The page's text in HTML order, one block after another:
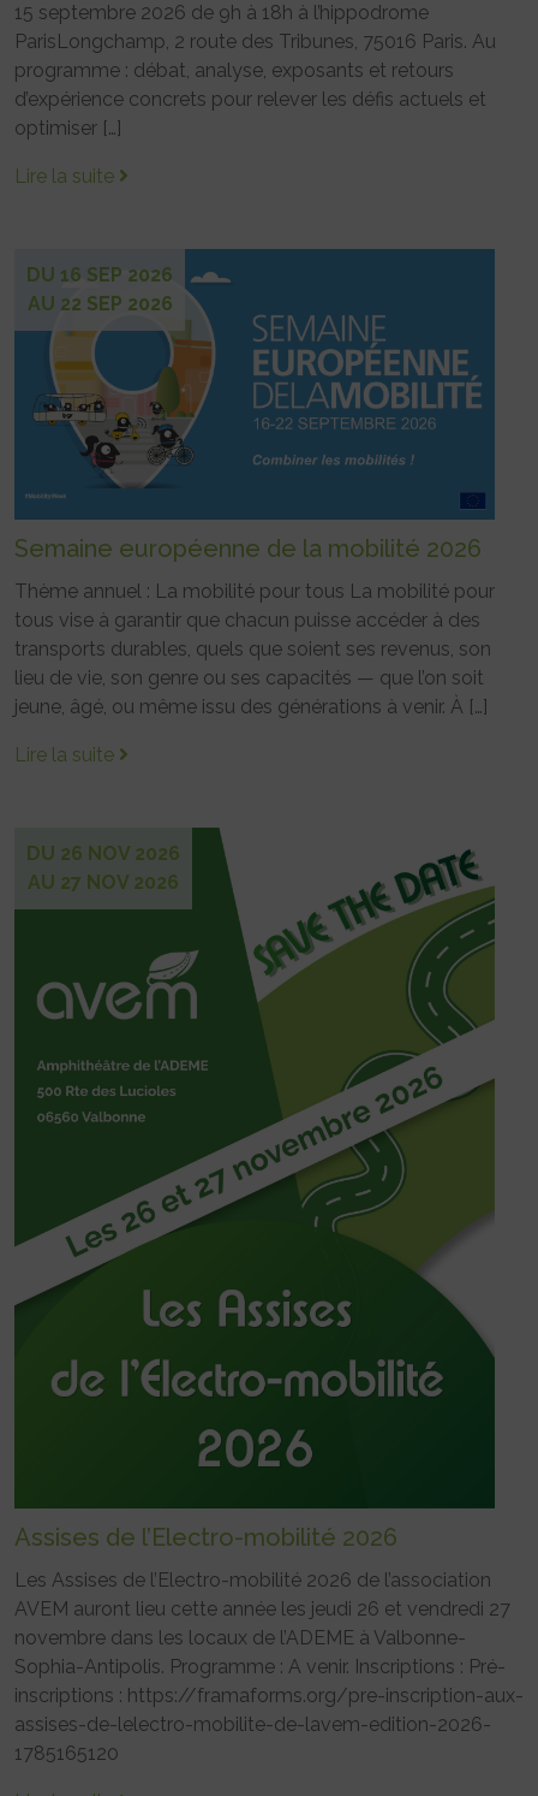
15 septembre 2026 de 9h à 18h à l’hippodrome
ParisLongchamp, 2 route des Tribunes, 75016 Paris. Au
programme : débat, analyse, exposants et retours
d’expérience concrets pour relever les défis actuels et
optimiser […]
Lire la suite
DU 16 SEP 2026
AU 22 SEP 2026
Semaine européenne de la mobilité 2026
Thème annuel : La mobilité pour tous La mobilité pour
tous vise à garantir que chacun puisse accéder à des
transports durables, quels que soient ses revenus, son
lieu de vie, son genre ou ses capacités — que l’on soit
jeune, âgé, ou même issu des générations à venir. À […]
Lire la suite
DU 26 NOV 2026
AU 27 NOV 2026
Assises de l’Electro-mobilité 2026
Les Assises de l’Electro-mobilité 2026 de l’association
AVEM auront lieu cette année les jeudi 26 et vendredi 27
novembre dans les locaux de l’ADEME à Valbonne-
Sophia-Antipolis. Programme : A venir. Inscriptions : Pré-
inscriptions : https://framaforms.org/pre-inscription-aux-
assises-de-lelectro-mobilite-de-lavem-edition-2026-
1785165120